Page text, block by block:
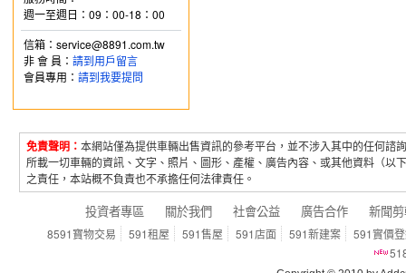
週一至週日：09：00-18：00
信箱：service@8891.com.tw
非 會 員： 請到用戶留言
會員專用： 請到我要提問
免責聲明： 本網站僅為提供車輛出售資訊的參考平台，並不涉入其中的任何
所載一切車輛的資訊、文字、照片、圖形、產權、廣告內容、或其他資料（
之責任，本站概不負責也不承擔任何法律責任。
投資者專區 關於我們 社會公益 廣告合作 新聞
8591寶物交易 591租屋 591售屋 591店面 591新建案
591實價